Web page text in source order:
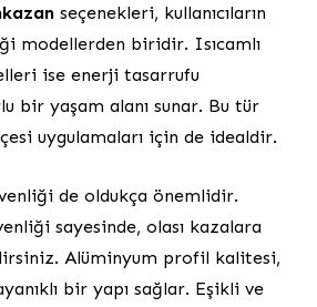
seçenekleri, kullanıcıların
modellerden biridir. Isıcamlı
ise enerji tasarrufu
bir yaşam alanı sunar. Bu tür
uygulamaları için de idealdir.
de oldukça önemlidir.
sayesinde, olası kazalara
Alüminyum profil kalitesi,
bir yapı sağlar. Eşikli ve